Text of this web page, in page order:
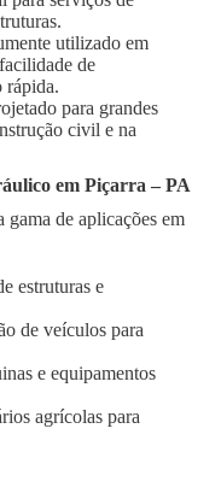
utilizado em
de
rápida.
para grandes
civil e na
em Piçarra – PA
gama de aplicações em
estruturas e
de veículos para
e equipamentos
agrícolas para